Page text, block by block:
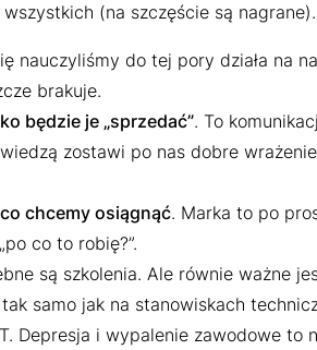
(na szczęście są
nauczyliśmy do tej pory działa na
brakuje.
będzie je „sprzedać”. To
zostawi po nas dobre
co chcemy osiągnąć. Marka to po
co to robię?”.
są szkolenia. Ale równie ważne
samo jak na stanowiskach
Depresja i wypalenie zawodowe to